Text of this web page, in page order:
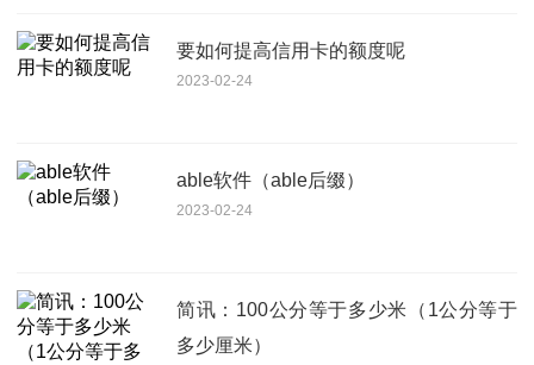
要如何提高信用卡的额度呢
2023-02-24
able软件（able后缀）
2023-02-24
简讯：100公分等于多少米（1公分等于
多少厘米）